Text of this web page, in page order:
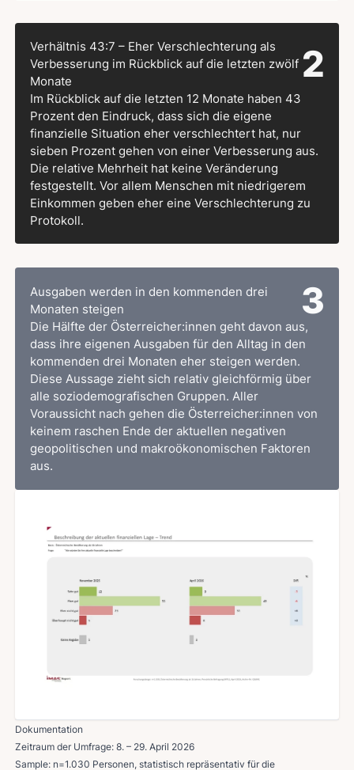
Verhältnis 43:7 – Eher Verschlechterung als
Verbesserung im Rückblick auf die letzten zwölf
Monate
2
Im Rückblick auf die letzten 12 Monate haben 43
Prozent den Eindruck, dass sich die eigene
finanzielle Situation eher verschlechtert hat, nur
sieben Prozent gehen von einer Verbesserung aus.
Die relative Mehrheit hat keine Veränderung
festgestellt. Vor allem Menschen mit niedrigerem
Einkommen geben eher eine Verschlechterung zu
Protokoll.
Ausgaben werden in den kommenden drei
Monaten steigen
3
Die Hälfte der Österreicher:innen geht davon aus,
dass ihre eigenen Ausgaben für den Alltag in den
kommenden drei Monaten eher steigen werden.
Diese Aussage zieht sich relativ gleichförmig über
alle soziodemografischen Gruppen. Aller
Voraussicht nach gehen die Österreicher:innen von
keinem raschen Ende der aktuellen negativen
geopolitischen und makroökonomischen Faktoren
aus.
Dokumentation
Zeitraum der Umfrage: 8. – 29. April 2026
Sample: n=1.030 Personen, statistisch repräsentativ für die